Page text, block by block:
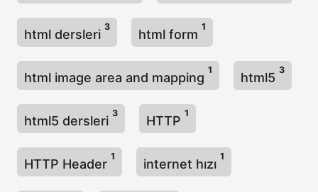
html dersleri
3
html form
1
html image area and mapping
1
html5
3
html5 dersleri
3
HTTP
1
HTTP Header
1
internet hızı
1